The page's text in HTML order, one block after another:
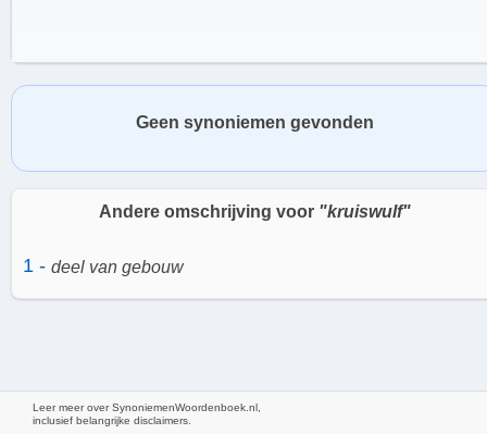
Hoe ziet de Kruiswulf eruit?
Geen synoniemen gevonden
Andere omschrijving voor "kruiswulf"
1 - deel van gebouw
Leer meer over SynoniemenWoordenboek.nl,
inclusief belangrijke disclaimers.